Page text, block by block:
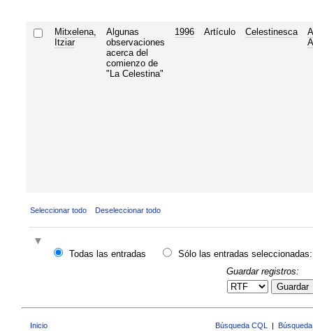
Mitxelena,
Itziar
Algunas
observaciones
acerca del
comienzo de
"La Celestina"
1996 Artículo Celestinesca
Seleccionar todo Deseleccionar todo
Todas las entradas
Sólo las entradas seleccionadas:
Guardar registros:
Guardar
Inicio Búsqueda CQL